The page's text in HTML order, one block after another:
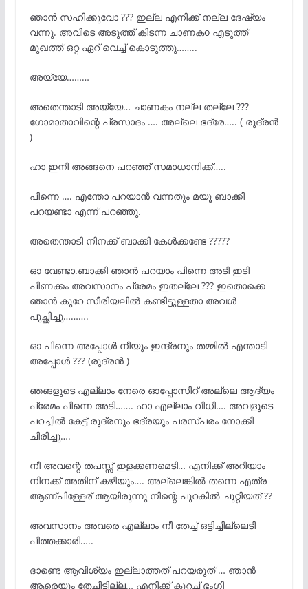
ഞാൻ സഹിക്കുവോ ??? ഇല്ല എനിക്ക് നല്ല ദേഷ്യം
വന്നു. അവിടെ അടുത്ത് കിടന്ന ചാണകo എടുത്ത്
മുഖത്ത് ഒറ്റ ഏറ് വെച്ച് കൊടുത്തു……..
അയ്യേ………
അതെന്താടി അയ്യേ… ചാണകം നല്ല തല്ലേ ???
ഗോമാതാവിന്റെ പ്രസാദം …. അല്ലെ ഭദ്രേ….. ( രുദ്രൻ
)
ഹാ ഇനി അങ്ങനെ പറഞ്ഞ് സമാധാനിക്ക്…..
പിന്നെ …. എന്തോ പറയാൻ വന്നതും മയൂ ബാക്കി
പറയണ്ടാ എന്ന് പറഞ്ഞു.
അതെന്താടി നിനക്ക് ബാക്കി കേൾക്കണ്ടേ ?????
ഓ വേണ്ടാ.ബാക്കി ഞാൻ പറയാം പിന്നെ അടി ഇടി
പിണക്കം അവസാനം പ്രേമം ഇതല്ലേ ??? ഇതൊക്കെ
ഞാൻ കുറേ സീരിയലിൽ കണ്ടിട്ടുള്ളതാ അവൾ
പുച്ഛിച്ചു……….
ഓ പിന്നെ അപ്പോൾ നീയും ഇന്ദ്രനും തമ്മിൽ എന്താടി
അപ്പോൾ ??? (രുദ്രൻ )
ഞങളുടെ എല്ലാം നേരെ ഓപ്പോസിറ് അല്ലെ ആദ്യം
പ്രേമം പിന്നെ അടി……. ഹാ എല്ലാം വിധി…. അവളുടെ
പറച്ചിൽ കേട്ട് രുദ്രനും ഭദ്രയും പരസ്പരം നോക്കി
ചിരിച്ചു….
നീ അവന്റെ തപസ്സ് ഇളക്കണമെടി… എനിക്ക് അറിയാം
നിനക്ക് അതിന് കഴിയും…. അല്ലെങ്കിൽ തന്നെ എത്ര
ആണ്പിള്ളേര് ആയിരുന്നു നിന്റെ പുറകിൽ ചുറ്റിയത് ??
അവസാനം അവരെ എല്ലാം നീ തേച്ച് ഒട്ടിച്ചില്ലെടി
പിത്തക്കാരി…..
ദാണ്ടെ ആവിശ്യം ഇല്ലാത്തത് പറയരുത് … ഞാൻ
ആരെയും തേച്ചിട്ടില്ല… എനിക്ക് കുറച്ച് ഭംഗി